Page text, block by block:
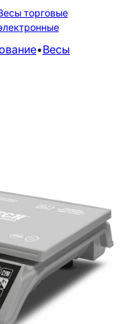
торговые
•Весы